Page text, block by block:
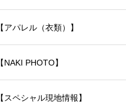
【アパレル（衣類）】
【NAKI PHOTO】
【スペシャル現地情報】